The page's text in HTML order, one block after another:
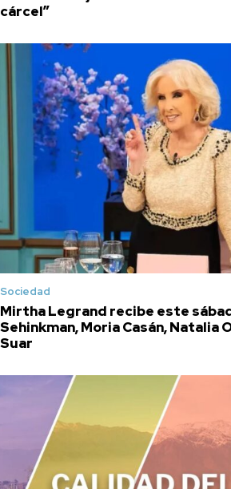
cárcel”
Sociedad
Mirtha Legrand recibe este
Sehinkman, Moria Casán, Natalia
Suar